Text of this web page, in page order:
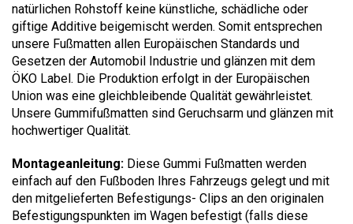
natürlichen Rohstoff keine künstliche, schädliche oder
giftige Additive beigemischt werden. Somit entsprechen
unsere Fußmatten allen Europäischen Standards und
Gesetzen der Automobil Industrie und glänzen mit dem
ÖKO Label. Die Produktion erfolgt in der Europäischen
Union was eine gleichbleibende Qualität gewährleistet.
Unsere Gummifußmatten sind Geruchsarm und glänzen mit
hochwertiger Qualität.
Montageanleitung: Diese Gummi Fußmatten werden
einfach auf den Fußboden Ihres Fahrzeugs gelegt und mit
den mitgelieferten Befestigungs- Clips an den originalen
Befestigungspunkten im Wagen befestigt (falls diese